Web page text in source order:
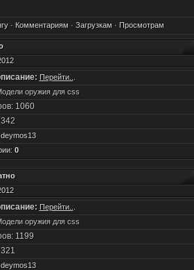
· Комментариям · Загрузкам · Просмотрам
Перейти..
оружия для css
1060
342
deymos13
0
Перейти..
оружия для css
1199
deymos13